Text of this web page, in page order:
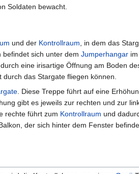
Soldaten bewacht.
und der Kontrollraum , in dem das
befindet sich unter dem Jumperhangar
eine irisartige Öffnung am Boden
durch das Stargate fliegen können.
. Diese Treppe führt auf eine
gibt es jeweils zur rechten und zur
rechte führt zum Kontrollraum und
der sich hinter dem Fenster